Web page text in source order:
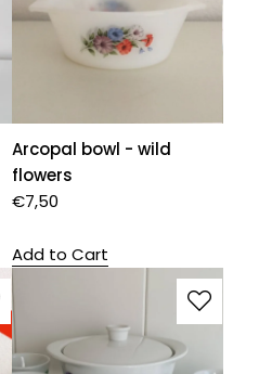
Arcopal bowl - wild
flowers
€7,50
Add to Cart